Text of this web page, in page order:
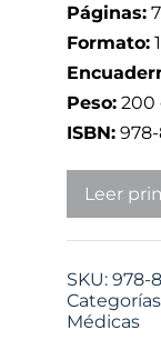
Páginas:
Formato:
Peso: 200
ISBN:
Leer
SKU: 978-
Médicas